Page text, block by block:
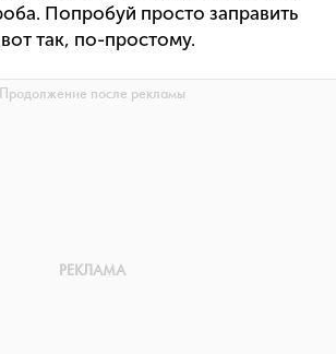
Попробуй просто заправить
так, по-простому.